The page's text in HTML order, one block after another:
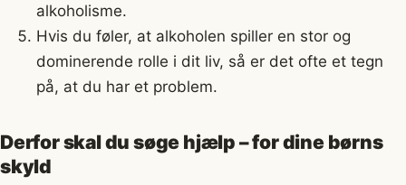
alkoholisme.
Hvis du føler, at alkoholen spiller en stor og
dominerende rolle i dit liv, så er det ofte et tegn
på, at du har et problem.
Derfor skal du søge hjælp – for dine børns
skyld